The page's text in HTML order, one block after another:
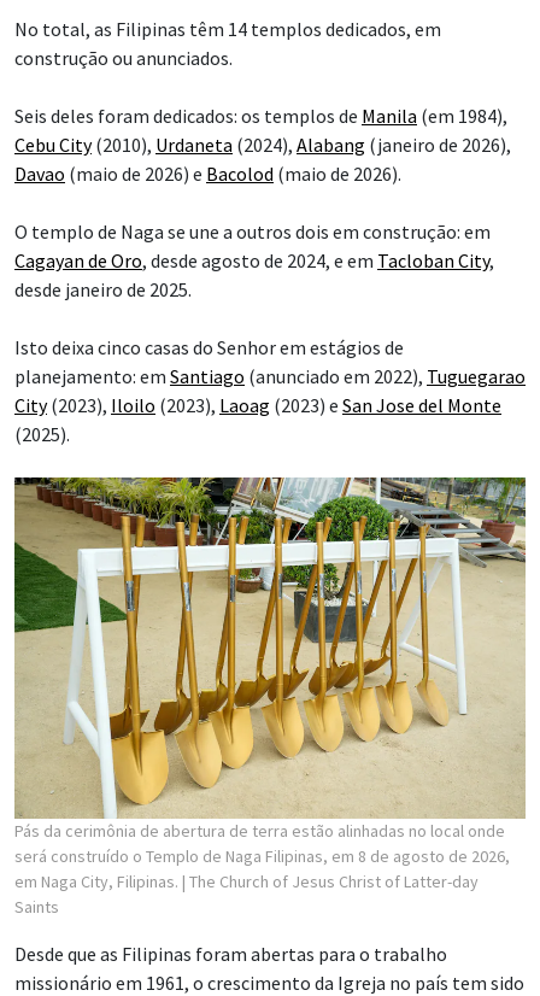
No total, as Filipinas têm 14 templos dedicados, em
construção ou anunciados.
Seis deles foram dedicados: os templos de Manila (em 1984),
Cebu City(2010), Urdaneta (2024), Alabang (janeiro de 2026),
Davao (maio de 2026) e Bacolod (maio de 2026).
O templo de Naga se une a outros dois em construção: em
Cagayan de Oro, desde agosto de 2024, e em Tacloban City,
desde janeiro de 2025.
Isto deixa cinco casas do Senhor em estágios de
planejamento: em Santiago (anunciado em 2022), Tuguegarao
City(2023), Iloilo (2023), Laoag (2023) e San Jose del Monte
(2025).
Pás da cerimônia de abertura de terra estão alinhadas no local onde
será construído o Templo de Naga Filipinas, em 8 de agosto de 2026,
em Naga City, Filipinas. | The Church of Jesus Christ of Latter-day
Saints
Desde que as Filipinas foram abertas para o trabalho
missionário em 1961, o crescimento da Igreja no país tem sido